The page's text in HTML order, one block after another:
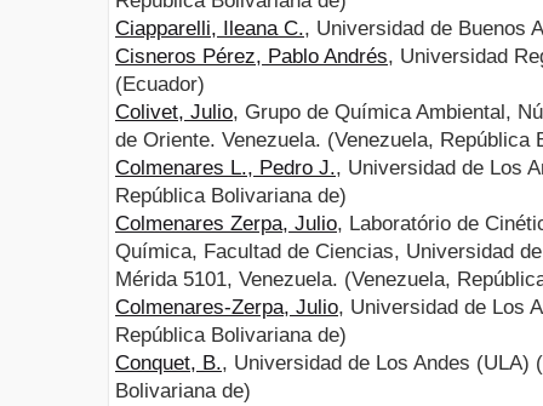
Ciapparelli, Ileana C., Universidad de Buenos
Cisneros Pérez, Pablo Andrés, Universidad
(Ecuador)
Colivet, Julio, Grupo de Química Ambiental,
de Oriente. Venezuela. (Venezuela, República
Colmenares L., Pedro J., Universidad de Los
República Bolivariana de)
Colmenares Zerpa, Julio, Laboratório de
Química, Facultad de Ciencias, Universidad
Mérida 5101, Venezuela. (Venezuela,
Colmenares-Zerpa, Julio, Universidad de Los
República Bolivariana de)
Conquet, B., Universidad de Los Andes (ULA)
Bolivariana de)